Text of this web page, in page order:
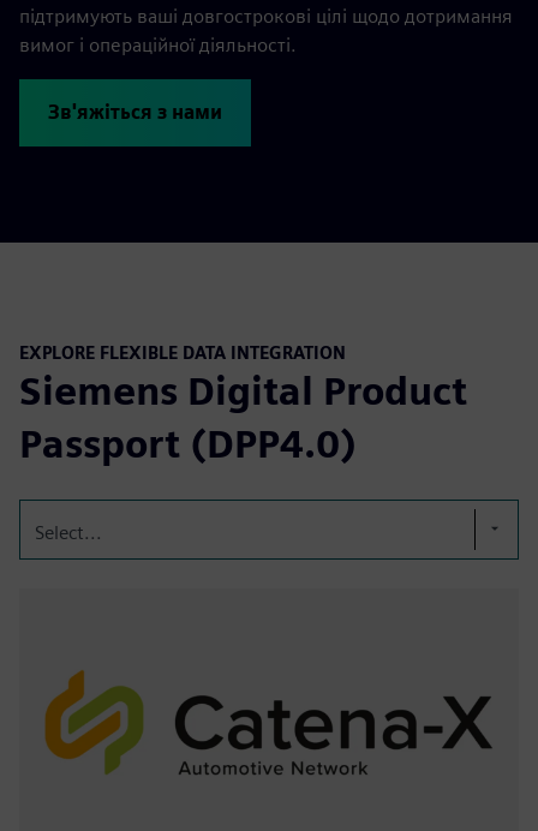
підтримують ваші довгострокові цілі щодо дотримання
вимог і операційної діяльності.
Зв'яжіться з нами
EXPLORE FLEXIBLE DATA INTEGRATION
Siemens Digital Product
Passport (DPP4.0)
Select...